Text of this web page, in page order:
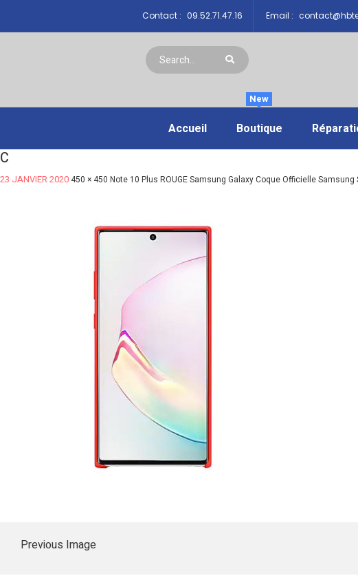
Contact : 09.52.71.47.16 Email :
Accueil Boutique
New
C
23 JANVIER 2020 450 × 450 Note 10 Plus ROUGE Samsung Galaxy Coque Officielle
Previous Image